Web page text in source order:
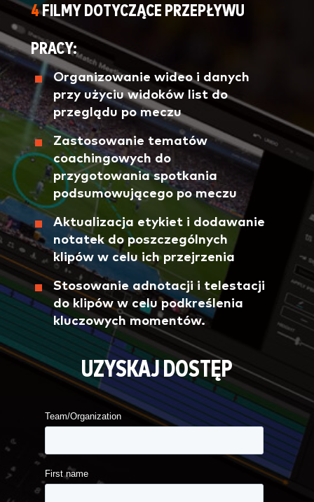
4FILMY DOTYCZĄCE PRZEPŁYWU
PRACY:
Organizowanie wideo i danych
przy użyciu widoków list do
przeglądu po meczu
Zastosowanie tematów
coachingowych do
przygotowania spotkania
podsumowującego po meczu
Aktualizacja etykiet i dodawanie
notatek do poszczególnych
klipów w celu ich przejrzenia
Stosowanie adnotacji i telestacji
do klipów w celu podkreślenia
kluczowych momentów.
UZYSKAJ DOSTĘP